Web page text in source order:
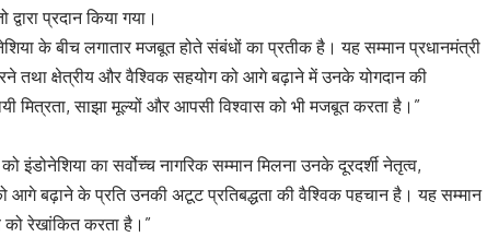
प्रदान किया गया।
के बीच लगातार मजबूत होते संबंधों का प्रतीक है। यह सम्मान प्रधानमंत्री
तथा क्षेत्रीय और वैश्विक सहयोग को आगे बढ़ाने में उनके योगदान की
मित्रता, साझा मूल्यों और आपसी विश्वास को भी मजबूत करता है।”
इंडोनेशिया का सर्वोच्च नागरिक सम्मान मिलना उनके दूरदर्शी नेतृत्व,
आगे बढ़ाने के प्रति उनकी अटूट प्रतिबद्धता की वैश्विक पहचान है। यह सम्मान
को रेखांकित करता है।”